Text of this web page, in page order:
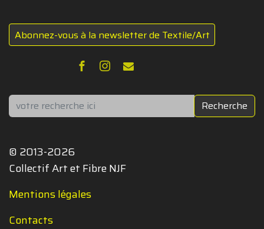
Abonnez-vous à la newsletter de Textile/Art
Rechercher Recherche
© 2013-2026
Collectif Art et Fibre NJF
Mentions légales
Contacts